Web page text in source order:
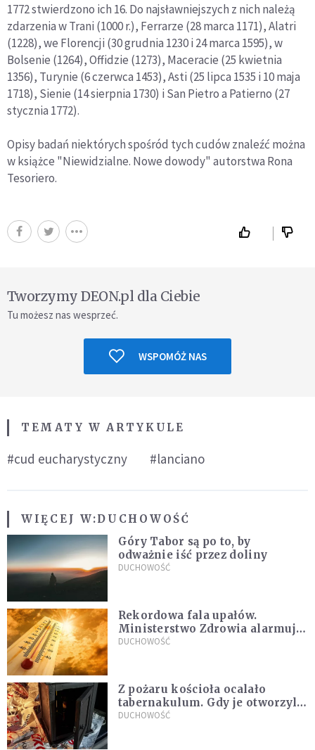
1772 stwierdzono ich 16. Do najsławniejszych z nich należą
zdarzenia w Trani (1000 r.), Ferrarze (28 marca 1171), Alatri
(1228), we Florencji (30 grudnia 1230 i 24 marca 1595), w
Bolsenie (1264), Offidzie (1273), Maceracie (25 kwietnia
1356), Turynie (6 czerwca 1453), Asti (25 lipca 1535 i 10 maja
1718), Sienie (14 sierpnia 1730) i San Pietro a Patierno (27
stycznia 1772).
Opisy badań niektórych spośród tych cudów znaleźć można
w książce "Niewidzialne. Nowe dowody" autorstwa Rona
Tesoriero.
Tworzymy DEON.pl dla Ciebie
Tu możesz nas wesprzeć.
WSPOMÓŻ NAS
TEMATY W ARTYKULE
#cud eucharystyczny #lanciano
WIĘCEJ W:DUCHOWOŚĆ
Góry Tabor są po to, by
odważnie iść przez doliny
DUCHOWOŚĆ
Rekordowa fala upałów.
Ministerstwo Zdrowia alarmuje
po doświadczeniach z czerwca
DUCHOWOŚĆ
Z pożaru kościoła ocalało
tabernakulum. Gdy je otworzyli,
"zapach świeżego chleba
DUCHOWOŚĆ